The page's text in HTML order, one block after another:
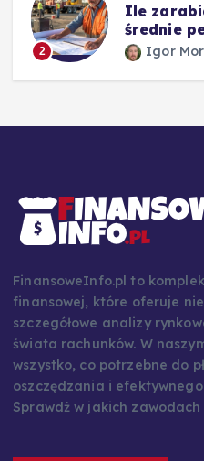
2
Ile
średnie
Igor
FinansoweInfo.pl to
finansowej, które oferuje
szczegółowe analizy
świata rachunków. W
wszystko, co potrzebne do
oszczędzania i
Sprawdź w jakich